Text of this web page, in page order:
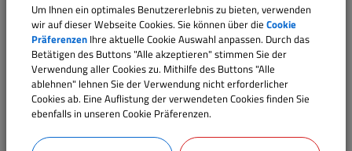
Um Ihnen ein optimales Benutzererlebnis zu bieten, verwenden
wir auf dieser Webseite Cookies. Sie können über die Cookie
Präferenzen Ihre aktuelle Cookie Auswahl anpassen. Durch das
Betätigen des Buttons "Alle akzeptieren" stimmen Sie der
Verwendung aller Cookies zu. Mithilfe des Buttons "Alle
ablehnen" lehnen Sie der Verwendung nicht erforderlicher
Cookies ab. Eine Auflistung der verwendeten Cookies finden Sie
ebenfalls in unseren Cookie Präferenzen.